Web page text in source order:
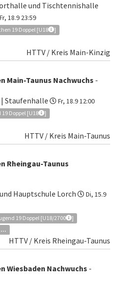
und Tischtennishalle
Fr, 18.9 23:59
19 Doppel [U18
]
HTTV / Kreis Main-Kinzig
Main-Taunus Nachwuchs -
| Staufenhalle Fr, 18.9 12:00
Doppel [U18
]
HTTV / Kreis Main-Taunus
Rheingau-Taunus
Hauptschule Lorch
Di, 15.9
19 Doppel [U18/2700
]
...
HTTV / Kreis Rheingau-Taunus
Wiesbaden Nachwuchs -